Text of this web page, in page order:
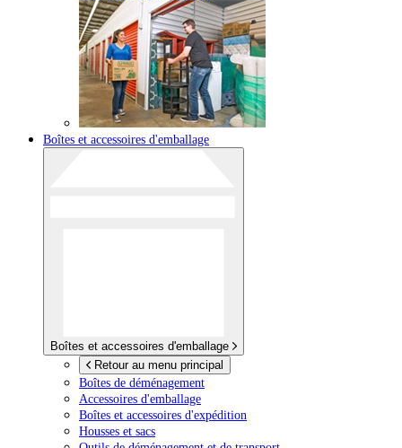
Boîtes et accessoires d'emballage
Boîtes et accessoires d'emballage
Retour au menu principal
Boîtes de déménagement
Accessoires d'emballage
Boîtes et accessoires d'expédition
Housses et sacs